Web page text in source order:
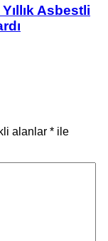
Asbestli
alanlar * ile